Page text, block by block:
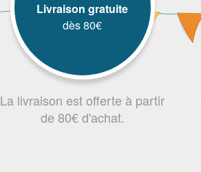
Livraison gratuite
dès 80€
La livraison est offerte à partir
de 80€ d'achat.